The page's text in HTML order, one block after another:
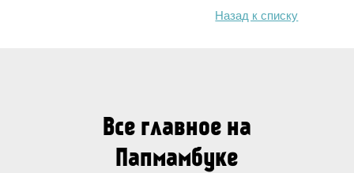
Назад к списку
Все главное на
Папмамбуке